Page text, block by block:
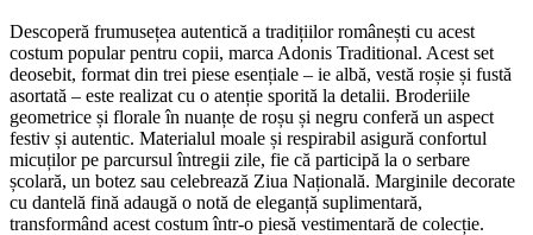
Alb
și
Roșu
Descoperă frumusețea autentică a tradițiilor românești cu acest
costum popular pentru copii, marca Adonis Traditional. Acest set
deosebit, format din trei piese esențiale – ie albă, vestă roșie și fustă
asortată – este realizat cu o atenție sporită la detalii. Broderiile
geometrice și florale în nuanțe de roșu și negru conferă un aspect
festiv și autentic. Materialul moale și respirabil asigură confortul
micuților pe parcursul întregii zile, fie că participă la o serbare
școlară, un botez sau celebrează Ziua Națională. Marginile decorate
cu dantelă fină adaugă o notă de eleganță suplimentară,
transformând acest costum într-o piesă vestimentară de colecție.